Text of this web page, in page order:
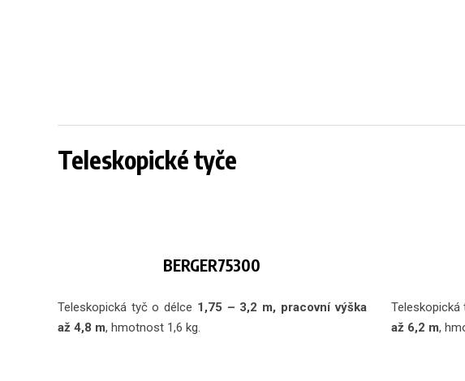
Teleskopické tyče
BERGER75300
Teleskopická tyč o délce 1,75 – 3,2 m, pracovní výška
až 4,8 m, hmotnost 1,6 kg.
až 6,2 m,